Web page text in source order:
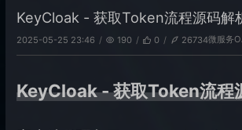
KeyCloak - 获取Token流程源码解
2025-05-25 23:46 190 0 26734微服务
KeyCloak - 获取Token流程